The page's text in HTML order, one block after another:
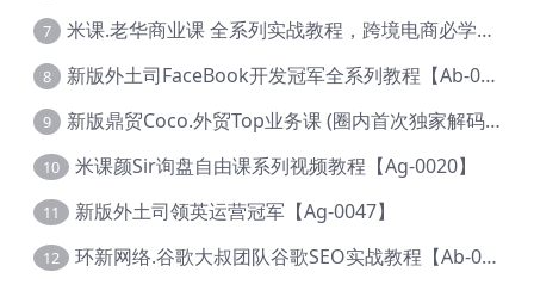
7 米课.老华商业课 全系列实战教程，跨境电商必学，价值16900元【Ag-0053】
8 新版外土司FaceBook开发冠军全系列教程【Ab-0021】
9 新版鼎贸Coco.外贸Top业务课 (圈内首次独家解码|460节课)【Ag-0091】
10 米课颜Sir询盘自由课系列视频教程【Ag-0020】
11 新版外土司领英运营冠军【Ag-0047】
12 环新网络.谷歌大叔团队谷歌SEO实战教程【Ab-0024】